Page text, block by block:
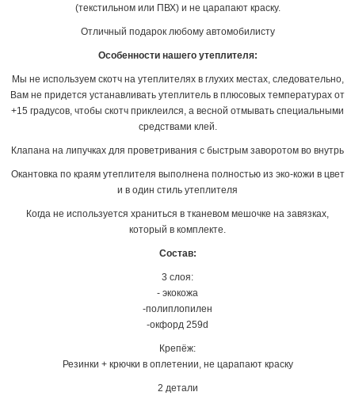
(текстильном или ПВХ) и не царапают краску.
Отличный подарок любому автомобилисту
Особенности нашего утеплителя:
Мы не используем скотч на утеплителях в глухих местах, следовательно,
Вам не придется устанавливать утеплитель в плюсовых температурах от
+15 градусов, чтобы скотч приклеился, а весной отмывать специальными
средствами клей.
Клапана на липучках для проветривания с быстрым заворотом во внутрь
Окантовка по краям утеплителя выполнена полностью из эко-кожи в цвет
и в один стиль утеплителя
Когда не используется храниться в тканевом мешочке на завязках,
который в комплекте.
Состав:
3 слоя:
- экокожа
-полиплопилен
-окфорд 259d
Крепёж:
Резинки + крючки в оплетении, не царапают краску
2 детали